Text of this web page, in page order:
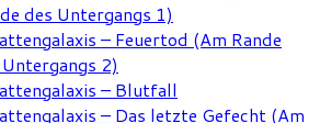
des Untergangs 1)
– Feuertod (Am Rande
2)
– Blutfall
– Das letzte Gefecht (Am